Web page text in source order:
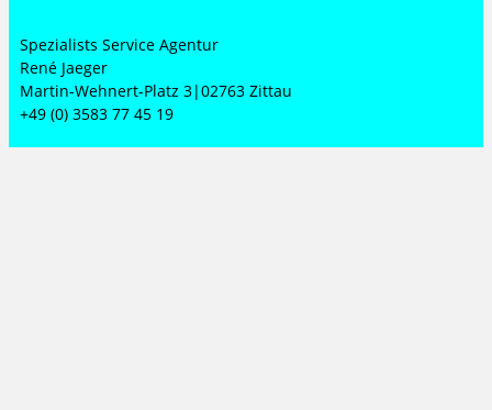
Spezialists Service Agentur
René Jaeger
Martin-Wehnert-Platz 3|02763 Zittau
+49 (0) 3583 77 45 19